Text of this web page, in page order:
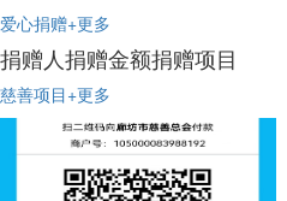
爱心捐赠+更多
捐赠人捐赠金额捐赠项目
慈善项目+更多